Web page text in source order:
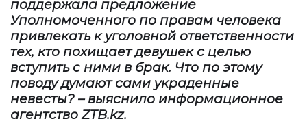
поддержала предложение
Уполномоченного по правам человека
привлекать к уголовной ответственности
тех, кто похищает девушек с целью
вступить с ними в брак. Что по этому
поводу думают сами украденные
невесты? – выяснило информационное
агентствоZTB.kz.